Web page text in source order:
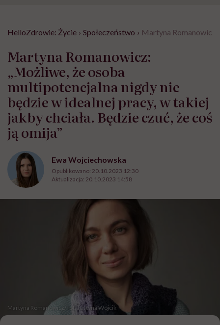
HelloZdrowie: Życie › Społeczeństwo › Martyna Romanowicz:
Martyna Romanowicz:
„Możliwe, że osoba
multipotencjalna nigdy nie
będzie w idealnej pracy, w takiej
jakby chciała. Będzie czuć, że coś
ją omija”
Ewa Wojciechowska
Opublikowano: 20.10.2023 12:30
Aktualizacja: 20.10.2023 14:58
Martyna Romanowicz/ fot. Justyna Wójcik